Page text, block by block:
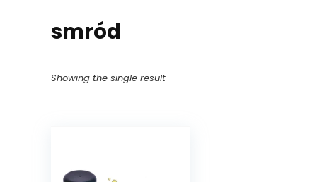
smród
Showing the single result